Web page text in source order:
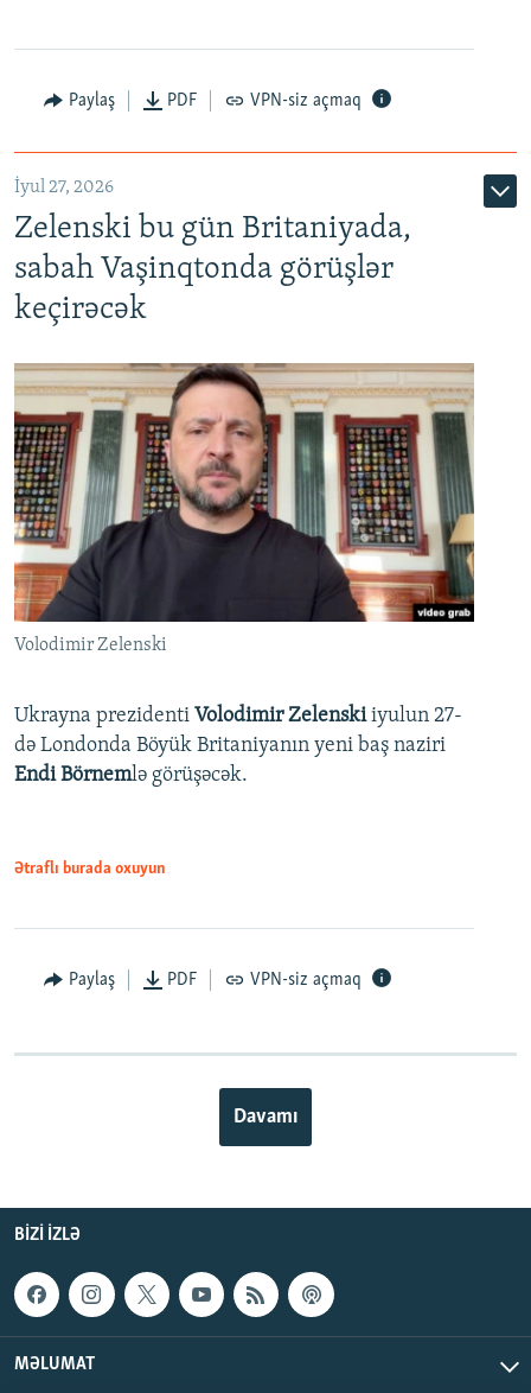
Paylaş PDF VPN-siz açmaq
İyul 27, 2026
Zelenski bu gün Britaniyada,
sabah Vaşinqtonda görüşlər
keçirəcək
Volodimir Zelenski
Ukrayna prezidenti Volodimir Zelenskiiyulun 27-
də Londonda Böyük Britaniyanın yeni baş naziri
Endi Börnemlə görüşəcək.
Ətraflı burada oxuyun
Paylaş PDF VPN-siz açmaq
Davamı
BIZI IZLƏ
MƏLUMAT